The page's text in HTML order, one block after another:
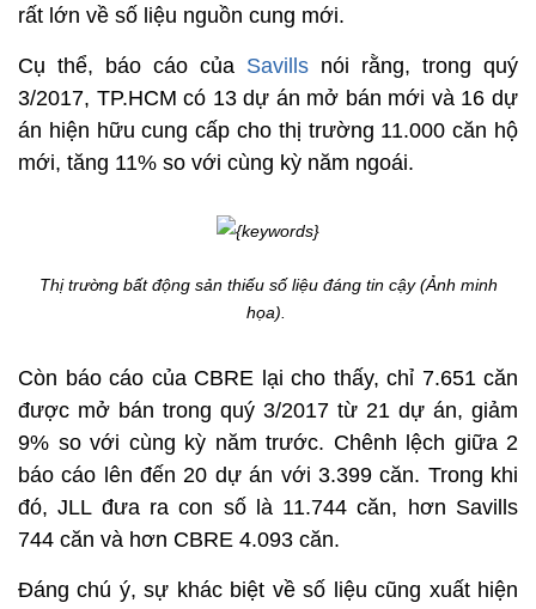
rất lớn về số liệu nguồn cung mới.
Cụ thể, báo cáo của Savills nói rằng, trong quý
3/2017, TP.HCM có 13 dự án mở bán mới và 16 dự
án hiện hữu cung cấp cho thị trường 11.000 căn hộ
mới, tăng 11% so với cùng kỳ năm ngoái.
Thị trường bất động sản thiếu số liệu đáng tin cậy (Ảnh minh
họa).
Còn báo cáo của CBRE lại cho thấy, chỉ 7.651 căn
được mở bán trong quý 3/2017 từ 21 dự án, giảm
9% so với cùng kỳ năm trước. Chênh lệch giữa 2
báo cáo lên đến 20 dự án với 3.399 căn. Trong khi
đó, JLL đưa ra con số là 11.744 căn, hơn Savills
744 căn và hơn CBRE 4.093 căn.
Đáng chú ý, sự khác biệt về số liệu cũng xuất hiện